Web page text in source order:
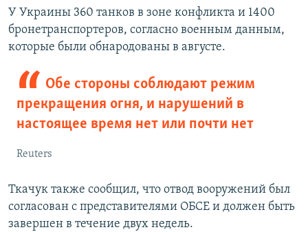
У Украины 360 танков в зоне конфликта и 1400
бронетранспортеров, согласно военным данным,
которые были обнародованы в августе.
Обе стороны соблюдают режим
прекращения огня, и нарушений в
настоящее время нет или почти нет
Reuters
Ткачук также сообщил, что отвод вооружений был
согласован с представителями ОБСЕ и должен быть
завершен в течение двух недель.